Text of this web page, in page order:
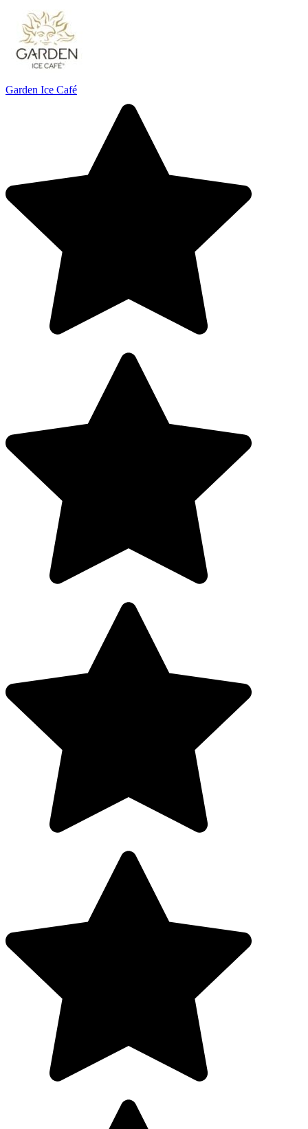
Garden Ice Café